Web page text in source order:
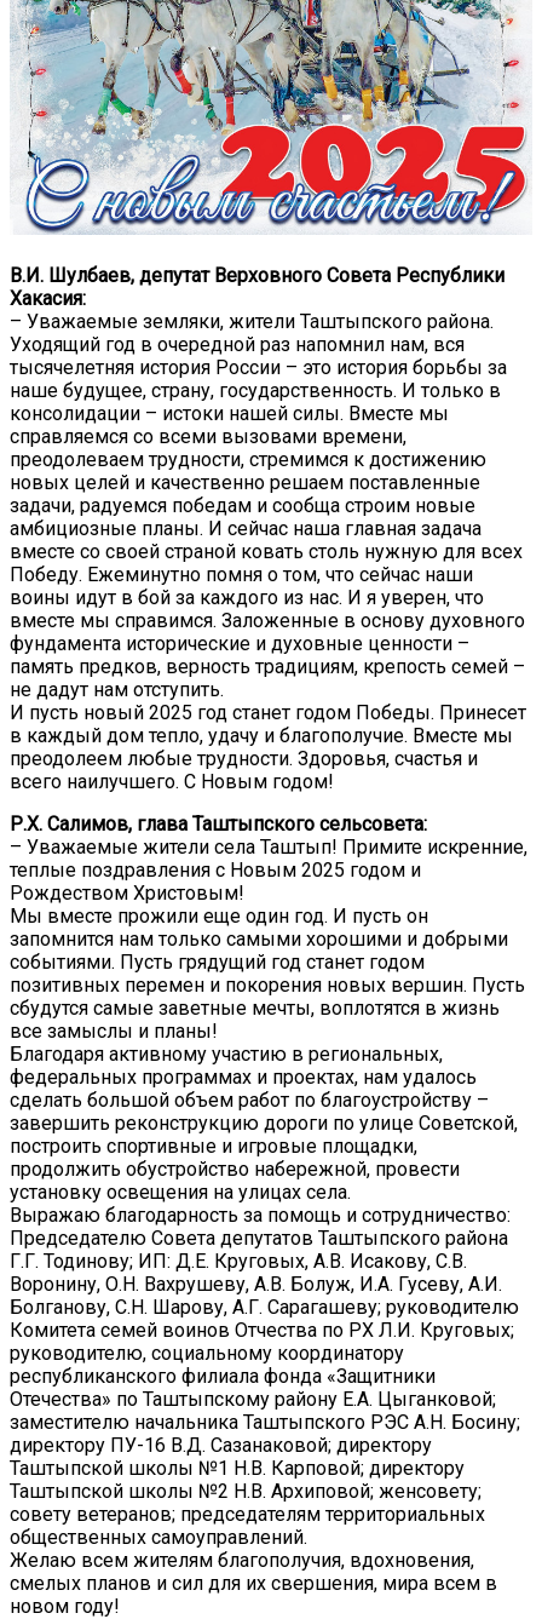
В.И. Шулбаев, депутат Верховного Совета Республики
Хакасия:
– Уважаемые земляки, жители Таштыпского района.
Уходящий год в очередной раз напомнил нам, вся
тысячелетняя история России – это история борьбы за
наше будущее, страну, государственность. И только в
консолидации – истоки нашей силы. Вместе мы
справляемся со всеми вызовами времени,
преодолеваем трудности, стремимся к достижению
новых целей и качественно решаем поставленные
задачи, радуемся победам и сообща строим новые
амбициозные планы. И сейчас наша главная задача
вместе со своей страной ковать столь нужную для всех
Победу. Ежеминутно помня о том, что сейчас наши
воины идут в бой за каждого из нас. И я уверен, что
вместе мы справимся. Заложенные в основу духовного
фундамента исторические и духовные ценности –
память предков, верность традициям, крепость семей –
не дадут нам отступить.
И пусть новый 2025 год станет годом Победы. Принесет
в каждый дом тепло, удачу и благополучие. Вместе мы
преодолеем любые трудности. Здоровья, счастья и
всего наилучшего. C Новым годом!
Р.Х. Салимов, глава Таштыпского сельсовета:
– Уважаемые жители села Таштып! Примите искренние,
теплые поздравления с Новым 2025 годом и
Рождеством Христовым!
Мы вместе прожили еще один год. И пусть он
запомнится нам только самыми хорошими и добрыми
событиями. Пусть грядущий год станет годом
позитивных перемен и покорения новых вершин. Пусть
сбудутся самые заветные мечты, воплотятся в жизнь
все замыслы и планы!
Благодаря активному участию в региональных,
федеральных программах и проектах, нам удалось
сделать большой объем работ по благоустройству –
завершить реконструкцию дороги по улице Советской,
построить спортивные и игровые площадки,
продолжить обустройство набережной, провести
установку освещения на улицах села.
Выражаю благодарность за помощь и сотрудничество:
Председателю Совета депутатов Таштыпского района
Г.Г. Тодинову; ИП: Д.Е. Круговых, А.В. Исакову, С.В.
Воронину, О.Н. Вахрушеву, А.В. Болуж, И.А. Гусеву, А.И.
Болганову, С.Н. Шарову, А.Г. Сарагашеву; руководителю
Комитета семей воинов Отчества по РХ Л.И. Круговых;
руководителю, социальному координатору
республиканского филиала фонда «Защитники
Отечества» по Таштыпскому району Е.А. Цыганковой;
заместителю начальника Таштыпского РЭС А.Н. Босину;
директору ПУ-16 В.Д. Сазанаковой; директору
Таштыпской школы №1 Н.В. Карповой; директору
Таштыпской школы №2 Н.В. Архиповой; женсовету;
совету ветеранов; председателям территориальных
общественных самоуправлений.
Желаю всем жителям благополучия, вдохновения,
смелых планов и сил для их свершения, мира всем в
новом году!